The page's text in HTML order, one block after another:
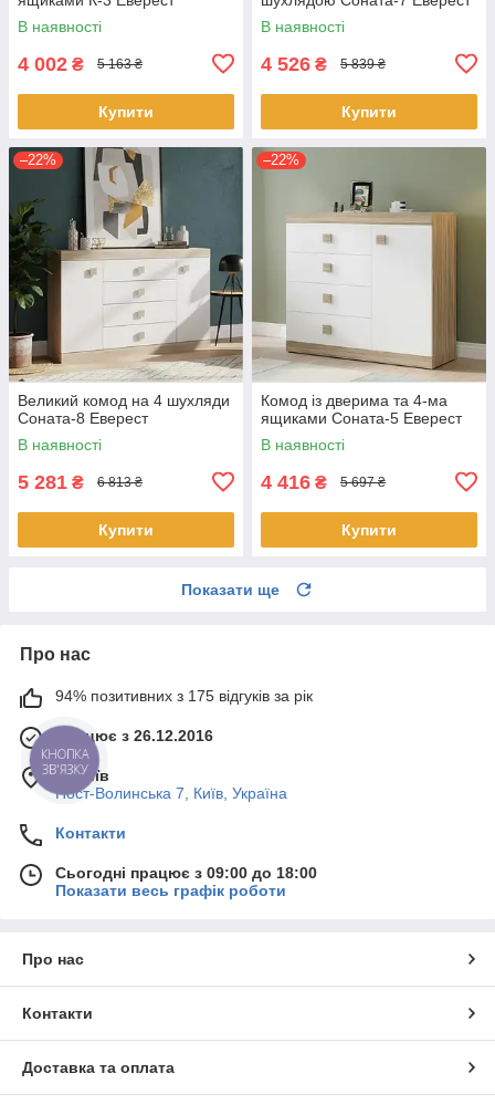
В наявності
4 002 ₴ 5 163 ₴
Купити
В наявності
4 526 ₴ 5 839 ₴
Купити
–22%
Великий комод на 4 шухляди
Соната-8 Еверест
В наявності
5 281 ₴ 6 813 ₴
Купити
–22%
Комод із дверима та 4-ма
ящиками Соната-5 Еверест
В наявності
4 416 ₴ 5 697 ₴
Купити
Показати ще
Про нас
94% позитивних з 175 відгуків за рік
Працює з 26.12.2016
м. Київ
Пост-Волинська 7, Київ, Україна
Контакти
Сьогодні працює з 09:00 до 18:00
Показати весь графік роботи
Про нас
Контакти
Доставка та оплата
КНОПКА
ЗВ'ЯЗКУ